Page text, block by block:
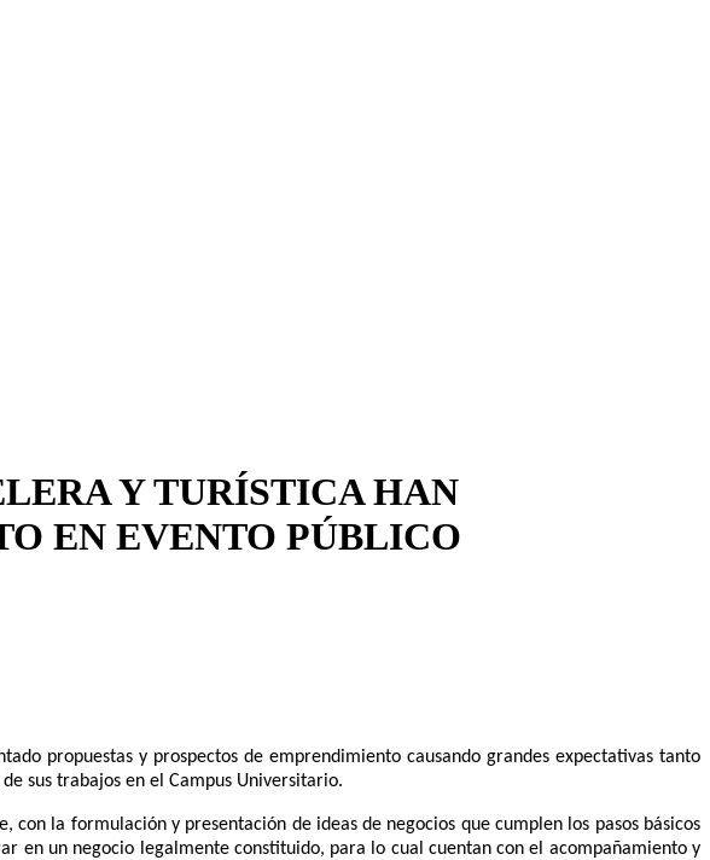
Y TURÍSTICA HAN
EN EVENTO PÚBLICO
propuestas y prospectos de emprendimiento causando grandes expectativas tanto
sus trabajos en el Campus Universitario.
la formulación y presentación de ideas de negocios que cumplen los pasos básicos
en un negocio legalmente constituido, para lo cual cuentan con el acompañamiento y